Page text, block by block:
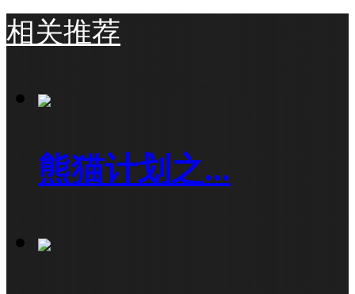
相关推荐
熊猫计划之...